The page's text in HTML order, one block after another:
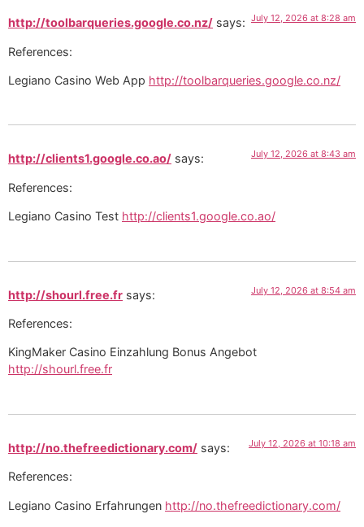
http://toolbarqueries.google.co.nz/ says: July 12, 2026 at 8:28 am
References:
Legiano Casino Web App http://toolbarqueries.google.co.nz/
http://clients1.google.co.ao/ says: July 12, 2026 at 8:43 am
References:
Legiano Casino Test http://clients1.google.co.ao/
http://shourl.free.fr says: July 12, 2026 at 8:54 am
References:
KingMaker Casino Einzahlung Bonus Angebot
http://shourl.free.fr
http://no.thefreedictionary.com/ says: July 12, 2026 at 10:18 am
References:
Legiano Casino Erfahrungen http://no.thefreedictionary.com/